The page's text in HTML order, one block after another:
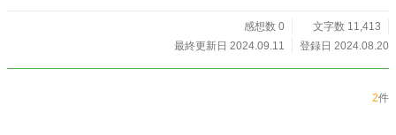
感想数 0
文字数 11,413
最終更新日 2024.09.11
登録日 2024.08.20
2件